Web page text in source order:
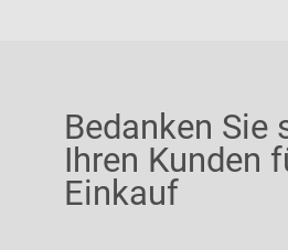
Bedanken Sie
Ihren Kunden
Einkauf